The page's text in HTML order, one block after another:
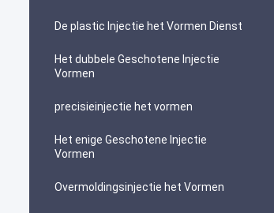
De plastic Injectie het Vormen Dienst
Het dubbele Geschotene Injectie
Vormen
precisieinjectie het vormen
Het enige Geschotene Injectie
Vormen
Overmoldingsinjectie het Vormen